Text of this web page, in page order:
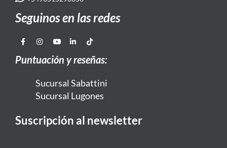
Seguinos en las redes
Puntuación y reseñas:
Sucursal Sabattini
Sucursal Lugones
Suscripción al newsletter